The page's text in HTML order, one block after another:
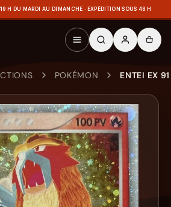
H DU MARDI AU DIMANCHE · EXPÉDITION SOUS 48 H
POKÉMON ENTEI EX